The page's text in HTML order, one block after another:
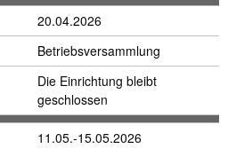
20.04.2026
Betriebsversammlung
Die Einrichtung bleibt
geschlossen
11.05.-15.05.2026